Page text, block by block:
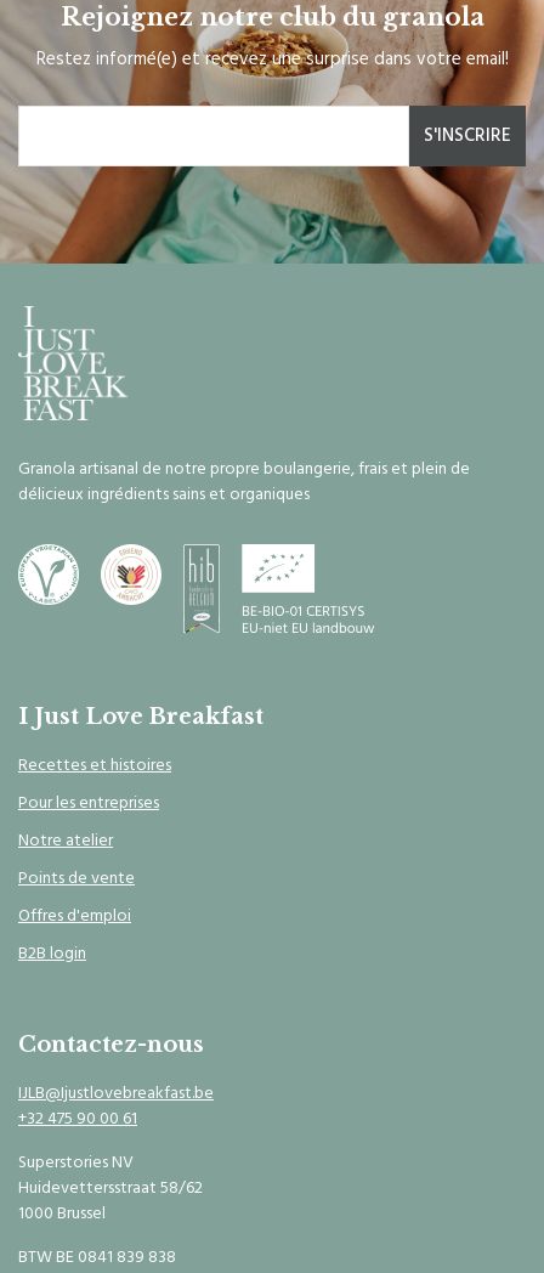
Rejoignez notre club du granola
Restez informé(e) et recevez une surprise dans votre email!
S'INSCRIRE
Granola artisanal de notre propre boulangerie, frais et plein de
délicieux ingrédients sains et organiques
I Just Love Breakfast
Recettes et histoires
Pour les entreprises
Notre atelier
Points de vente
Offres d'emploi
B2B login
Contactez-nous
IJLB@Ijustlovebreakfast.be
+32 475 90 00 61
Superstories NV
Huidevettersstraat 58/62
1000 Brussel
BTW BE 0841 839 838